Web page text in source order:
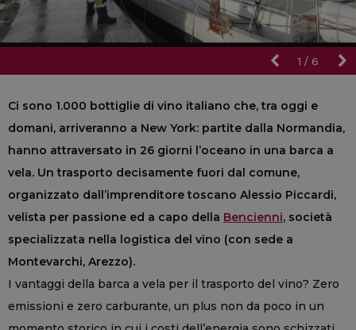
1 / 6
Ci sono 1.000 bottiglie di vino italiano che, tra oggi e
domani, arriveranno a New York: partite dalla Normandia,
hanno attraversato in 26 giorni l’oceano in una barca a
vela. Un trasporto decisamente fuori dal comune,
organizzato dall’imprenditore toscano Alessio Piccardi,
velista per passione ed a capo della Bencienni, società
specializzata nella logistica del vino (con sede a
Montevarchi, Arezzo).
I vantaggi della barca a vela per il trasporto del vino? Zero
emissioni e zero carburante, un plus non da poco in un